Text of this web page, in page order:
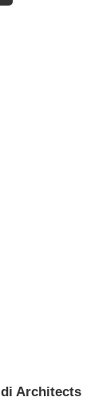
di Architects